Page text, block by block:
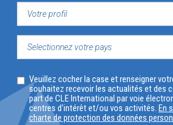
VOTRE
PROFIL
VOTRE
PAYS
Veuillez cocher la case et renseigner
souhaitez recevoir les actualités et des
part de CLE International par voie
centres d'intérêt et/ou vos activités. En
charte de protection des données